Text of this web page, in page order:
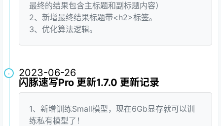
最终的结果包含主标题和副标题内容）
2、新增最终结果标题带<h2>标签。
3、优化算法逻辑。
2023-06-26
·
闪豚速写Pro 更新1.7.0 更新记录
1、新增训练Small模型，现在6Gb显存就可以训
练私有模型了！